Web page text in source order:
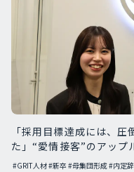
「採用目標達成には、
た」“愛情接客”のアップ
GRIT人材を独占採用する
#GRIT人材#新卒 #母集団形成#内定